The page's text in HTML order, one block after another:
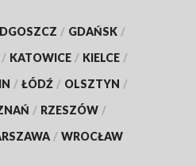
/ GDAŃSK /
/ KATOWICE / KIELCE /
/ ŁÓDŹ / OLSZTYN /
/ RZESZÓW /
/ WROCŁAW